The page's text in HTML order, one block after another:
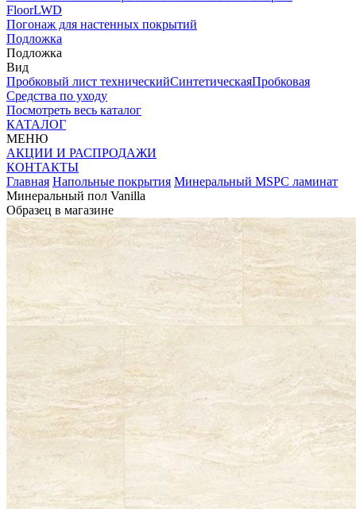
FloorLWD
Погонаж для настенных покрытий
Подложка
Подложка
Вид
Пробковый лист техническийСинтетическаяПробковая
Средства по уходу
Посмотреть весь каталог
КАТАЛОГ
МЕНЮ
АКЦИИ И РАСПРОДАЖИ
КОНТАКТЫ
Главная Напольные покрытия Минеральный MSPC ламинат
Минеральный пол Vanilla
Образец в магазине